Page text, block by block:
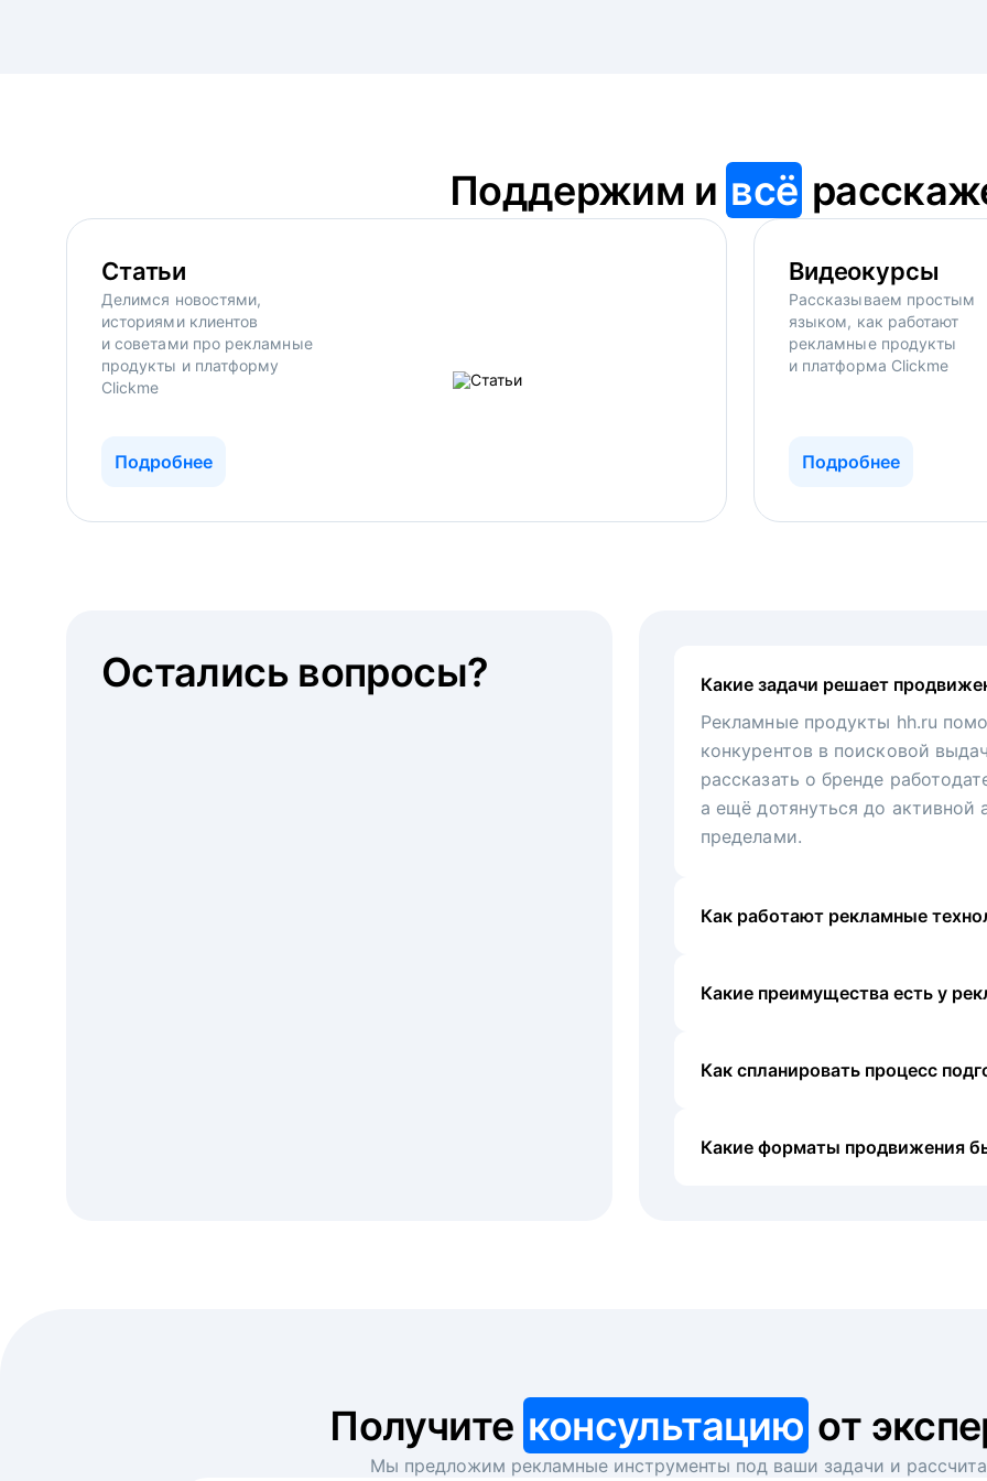
Поддержим и всё
Статьи
Делимся новостями,
историями клиентов
и советами про рекламные
продукты и платформу
Clickme
Подробнее
Видеокурсы
Рассказываем простым
языком, как работают
рекламные продукты
и платформа Clickme
Подробнее
Какие задачи решает
Рекламные продукты hh.ru
конкурентов в поисковой
рассказать о бренде
а ещё дотянуться до активной
пределами.
Как работают рекламные
Какие преимущества есть у
Как спланировать процесс
Какие форматы продвижения
Остались вопросы?
Получите консультацию от
Мы предложим рекламные инструменты под ваши задачи и